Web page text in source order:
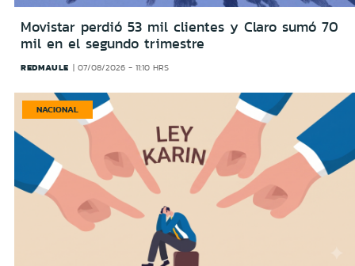
Movistar perdió 53 mil clientes y Claro sumó 70
mil en el segundo trimestre
REDMAULE 07/08/2026 - 11:10 HRS
NACIONAL